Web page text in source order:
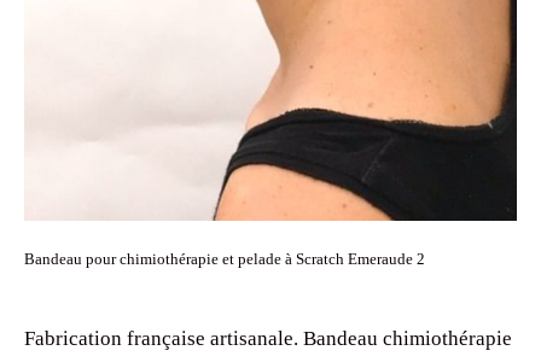
Bandeau pour chimiothérapie et pelade à Scratch Emeraude 2
Fabrication française artisanale. Bandeau chimiothérapie